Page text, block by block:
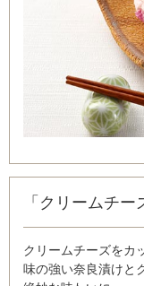
「クリームチ
クリームチーズをカ
味の強い奈良漬けと